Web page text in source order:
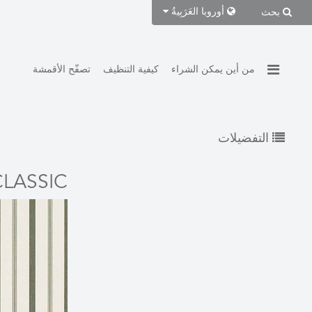
أوروبا العَرَبِيةُ
تصفّح الأقمشة كيفية التنظيف من أين يمكن الشراء
التفضيلات